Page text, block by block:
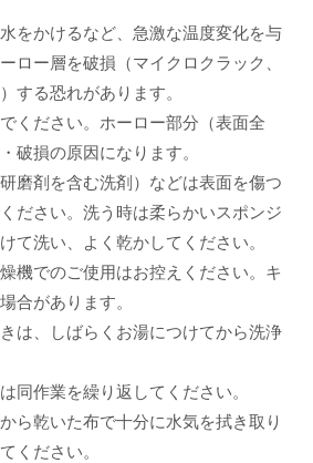
をかけるなど、急激な温度変化を与
ロー層を破損（マイクロクラック、
する恐れがあります。
ください。ホーロー部分（表面全
破損の原因になります。
磨剤を含む洗剤）などは表面を傷つ
ださい。洗う時は柔らかいスポンジ
て洗い、よく乾かしてください。
機でのご使用はお控えください。キ
合があります。
は、しばらくお湯につけてから洗浄
同作業を繰り返してください。
ら乾いた布で十分に水気を拭き取り
ください。